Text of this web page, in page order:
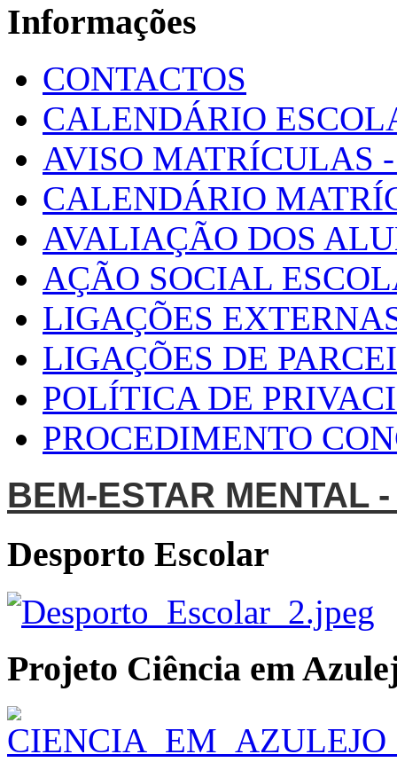
Informações
CONTACTOS
CALENDÁRIO
AVISO MATRÍCULAS
CALENDÁRIO
AVALIAÇÃO DOS
AÇÃO SOCIAL
LIGAÇÕES
LIGAÇÕES DE
POLÍTICA DE
PROCEDIMENTO
BEM-ESTAR MENTAL
Desporto Escolar
Projeto Ciência em